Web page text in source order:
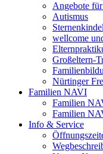
Angebote
Autismus
wellcome
Großeltern-
Nürtinger
Familien NAVI
Familien
Familien
Info & Service